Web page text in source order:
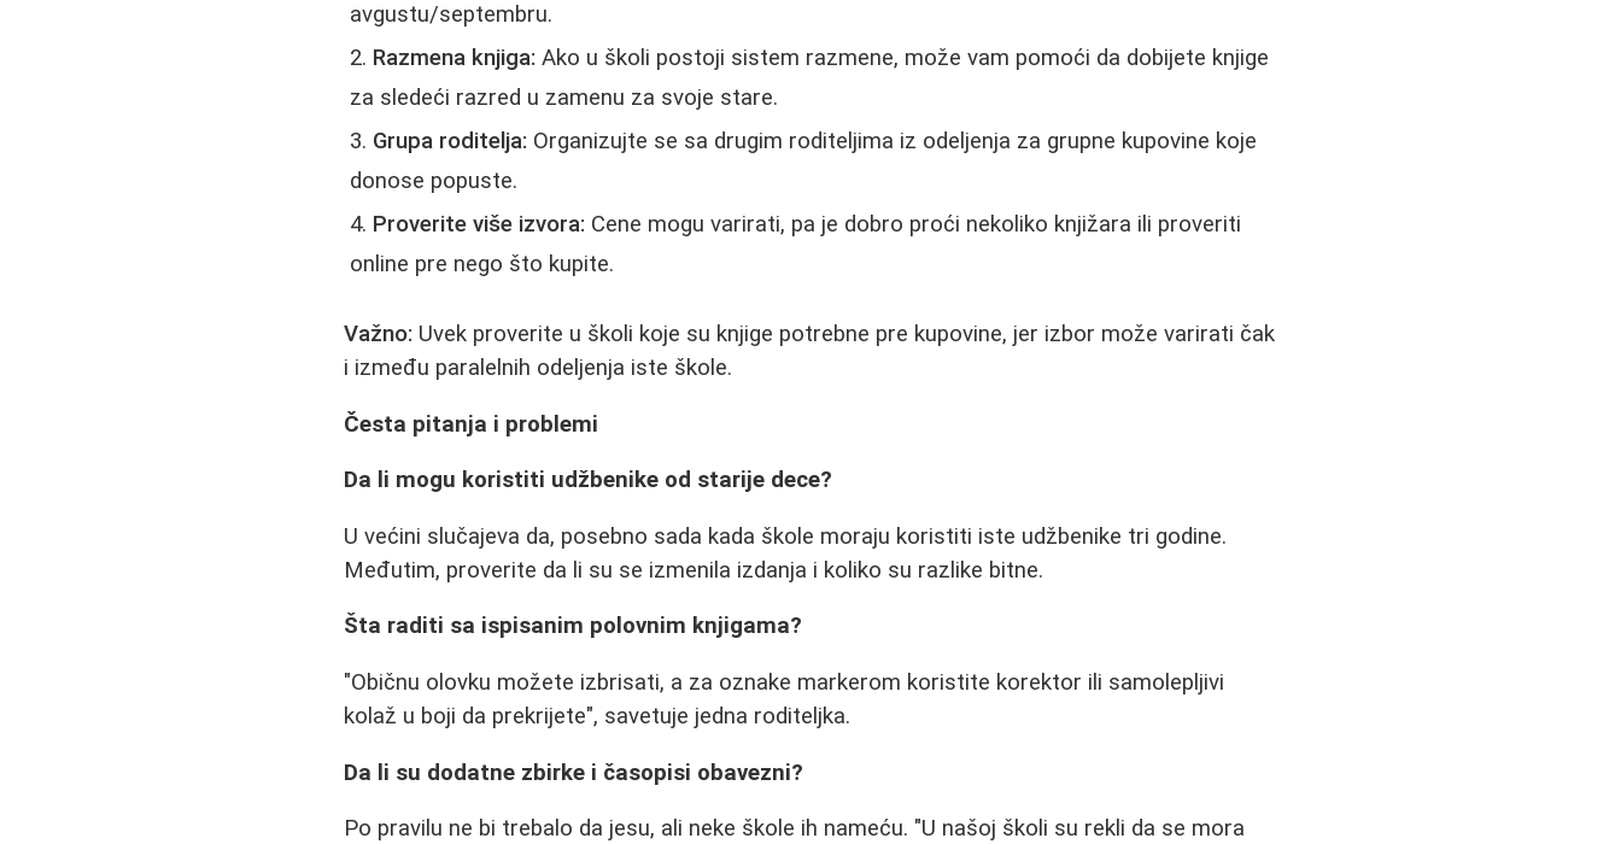
avgustu/septembru.
Razmena knjiga: Ako u školi postoji sistem razmene, može vam pomoći da dobijete knjige
za sledeći razred u zamenu za svoje stare.
Grupa roditelja: Organizujte se sa drugim roditeljima iz odeljenja za grupne kupovine koje
donose popuste.
Proverite više izvora: Cene mogu varirati, pa je dobro proći nekoliko knjižara ili proveriti
online pre nego što kupite.
Važno: Uvek proverite u školi koje su knjige potrebne pre kupovine, jer izbor može varirati čak
i između paralelnih odeljenja iste škole.
Česta pitanja i problemi
Da li mogu koristiti udžbenike od starije dece?
U većini slučajeva da, posebno sada kada škole moraju koristiti iste udžbenike tri godine.
Međutim, proverite da li su se izmenila izdanja i koliko su razlike bitne.
Šta raditi sa ispisanim polovnim knjigama?
"Običnu olovku možete izbrisati, a za oznake markerom koristite korektor ili samolepljivi
kolaž u boji da prekrijete", savetuje jedna roditeljka.
Da li su dodatne zbirke i časopisi obavezni?
Po pravilu ne bi trebalo da jesu, ali neke škole ih nameću. "U našoj školi su rekli da se mora